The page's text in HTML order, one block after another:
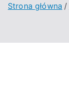
Strona główna